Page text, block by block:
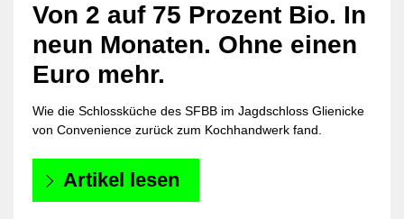
Von 2 auf 75 Prozent Bio. In
neun Monaten. Ohne einen
Euro mehr.
Wie die Schlossküche des SFBB im Jagdschloss Glienicke
von Convenience zurück zum Kochhandwerk fand.
Artikel lesen